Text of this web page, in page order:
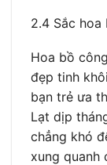
2.4 Sắc
Hoa bồ
đẹp tinh
bạn trẻ ưa
Lạt dịp
chẳng khó
xung quanh